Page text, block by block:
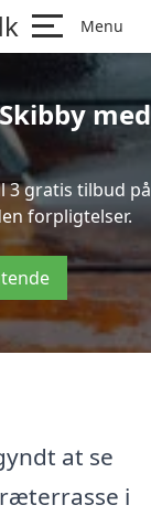
Menu
med
3 gratis tilbud på
forpligtelser.
at se
i